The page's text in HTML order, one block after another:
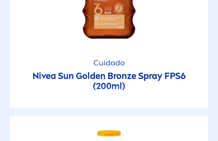
Cuidado
Nivea Sun Golden BronzeSpray FPS6
(200ml)